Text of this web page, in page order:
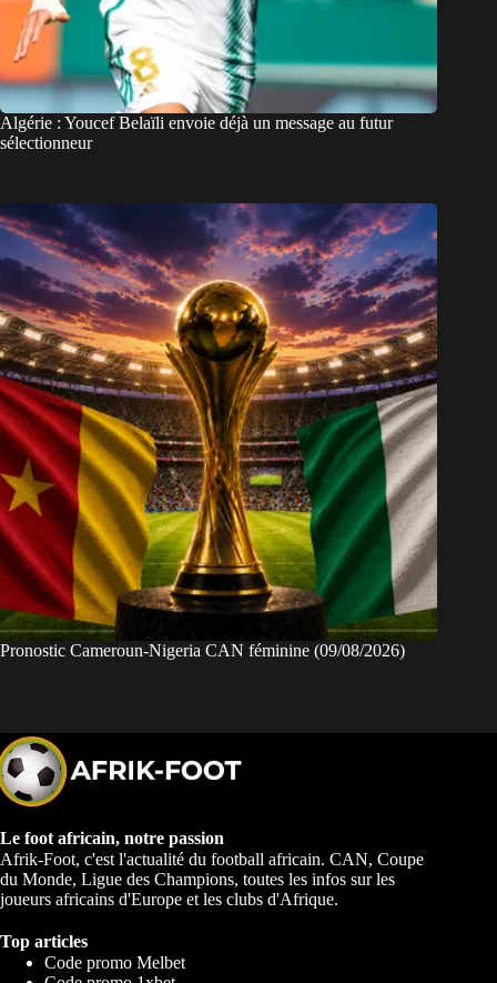
Algérie : Youcef Belaïli envoie déjà un message au futur
sélectionneur
Pronostic Cameroun-Nigeria CAN féminine (09/08/2026)
Le foot africain, notre passion
Afrik-Foot, c'est l'actualité du football africain. CAN, Coupe
du Monde, Ligue des Champions, toutes les infos sur les
joueurs africains d'Europe et les clubs d'Afrique.
Top articles
Code promo Melbet